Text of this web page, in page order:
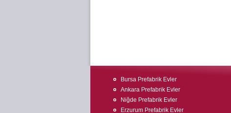
Bursa Prefabrik Evler
Ankara Prefabrik Evler
Niğde Prefabrik Evler
Erzurum Prefabrik Evler